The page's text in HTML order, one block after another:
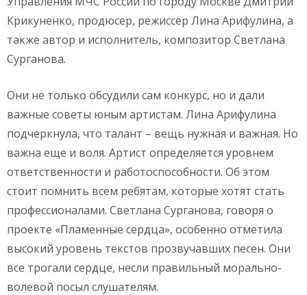
Крикуненко, продюсер, режиссер Лина Арифулина, а
также автор и исполнитель, композитор Светлана
Сурганова.
Они не только обсудили сам конкурс, но и дали
важные советы юным артистам. Лина Арифулина
подчеркнула, что талант – вещь нужная и важная. Но
важна еще и воля. Артист определяется уровнем
ответственности и работоспособности. Об этом
стоит помнить всем ребятам, которые хотят стать
профессионалами. Светлана Сурганова, говоря о
проекте «Пламенные сердца», особенно отметила
высокий уровень текстов прозвучавших песен. Они
все трогали сердце, несли правильный морально-
волевой посыл слушателям.